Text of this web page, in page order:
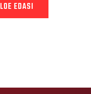
LOE EDASI